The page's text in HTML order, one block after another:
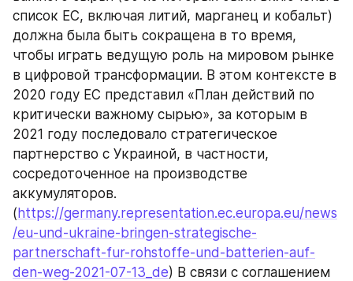
список ЕС, включая литий, марганец и кобальт)
должна была быть сокращена в то время,
чтобы играть ведущую роль на мировом рынке
в цифровой трансформации. В этом контексте в
2020 году ЕС представил «План действий по
критически важному сырью», за которым в
2021 году последовало стратегическое
партнерство с Украиной, в частности,
сосредоточенное на производстве
аккумуляторов.
( https://germany.representation.ec.europa.eu/news
/eu-und-ukraine-bringen-strategische-
partnerschaft-fur-rohstoffe-und-batterien-auf-
den-weg-2021-07-13_de) В связи с соглашением